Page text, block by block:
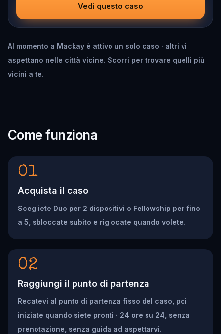
Vedi questo caso
Al momento a Mackay è attivo un solo caso · altri vi
aspettano nelle città vicine. Scorri per trovare quelli più
vicini a te.
Come funziona
01
Acquista il caso
Scegliete Duo per 2 dispositivi o Fellowship per fino
a 5, sbloccate subito e rigiocate quando volete.
02
Raggiungi il punto di partenza
Recatevi al punto di partenza fisso del caso, poi
iniziate quando siete pronti · 24 ore su 24, senza
prenotazione, senza guida ad aspettarvi.